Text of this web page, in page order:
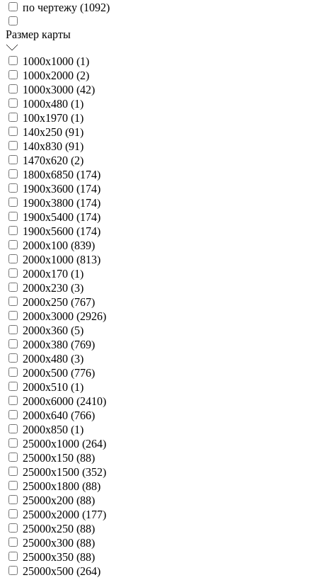
по чертежу (1092)
Размер карты
1000х1000 (1)
1000х2000 (2)
1000х3000 (42)
1000х480 (1)
100х1970 (1)
140х250 (91)
140х830 (91)
1470х620 (2)
1800х6850 (174)
1900х3600 (174)
1900х3800 (174)
1900х5400 (174)
1900х5600 (174)
2000х100 (839)
2000х1000 (813)
2000х170 (1)
2000х230 (3)
2000х250 (767)
2000х3000 (2926)
2000х360 (5)
2000х380 (769)
2000х480 (3)
2000х500 (776)
2000х510 (1)
2000х6000 (2410)
2000х640 (766)
2000х850 (1)
25000х1000 (264)
25000х150 (88)
25000х1500 (352)
25000х1800 (88)
25000х200 (88)
25000х2000 (177)
25000х250 (88)
25000х300 (88)
25000х350 (88)
25000х500 (264)